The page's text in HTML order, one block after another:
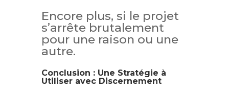
Encore plus, si le projet
s’arrête brutalement
pour une raison ou une
autre.
Conclusion : Une Stratégie à
Utiliser avec Discernement